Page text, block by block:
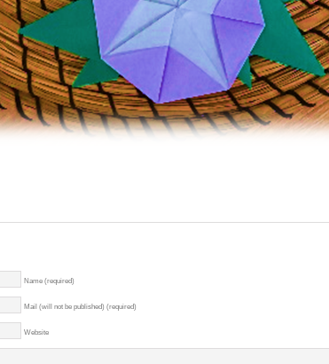
Name (required)
Mail (will not be published) (required)
Website